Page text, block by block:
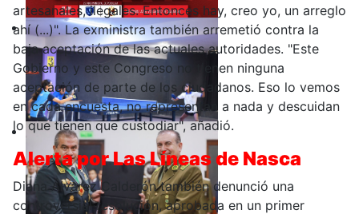
artesanales, ilegales. Entonces hay, creo yo, un arreglo
ahí (...)". La exministra también arremetió contra la
baja aceptación de las actuales autoridades. "Este
Gobierno y este Congreso no tienen ninguna
aceptación de parte de los ciudadanos. Eso lo vemos
en cada encuesta, no representan a nada y descuidan
lo que tienen que custodiar", añadió.
Alerta por Las Líneas de Nasca
Diana Álvarez Calderón también denunció una
controversial resolución, aprobada en un primer